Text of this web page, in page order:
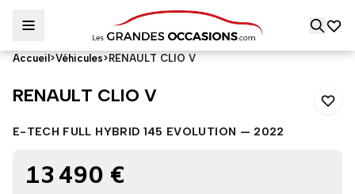
Accueil >Véhicules> RENAULT CLIO V
RENAULT CLIO V
RENAULT CLIO V
E-TECH FULL HYBRID 145 EVOLUTION — 2022
13 490 €